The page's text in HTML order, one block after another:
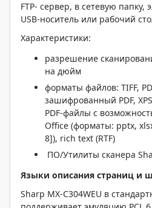
FTP- сервер, в сетевую папку,
USB-носитель или рабочий
Характеристики:
разрешение
на дюйм
форматы файлов: TIFF,
зашифрованный PDF,
PDF-файлы с
Office (форматы: pptx,
8]), rich text (RTF)
ПО/Утилиты сканера
Языки описания страниц и
Sharp MX-C304WEU в